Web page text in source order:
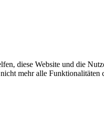
diese Website und die
mehr alle Funktionalitäten